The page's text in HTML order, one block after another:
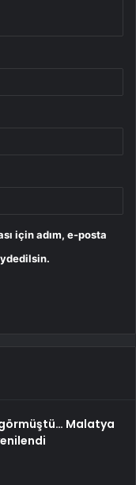
için adım, e-posta
Malatya